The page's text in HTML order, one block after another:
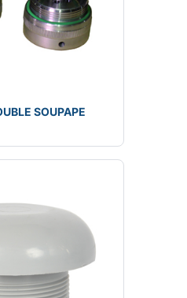
SOUPAPE